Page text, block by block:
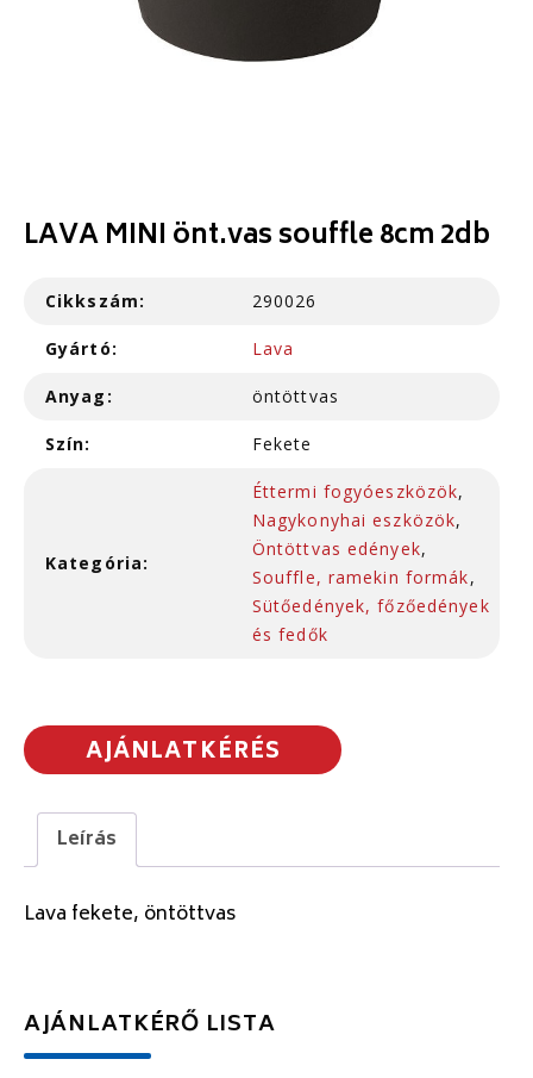
LAVA MINI önt.vas souffle 8cm 2db
Cikkszám: 290026
Gyártó: Lava
Anyag: öntöttvas
Szín: Fekete
Kategória:
Éttermi fogyóeszközök,
Nagykonyhai eszközök,
Öntöttvas edények,
Souffle, ramekin formák,
Sütőedények, főzőedények
és fedők
AJÁNLATKÉRÉS
Leírás
Lava fekete, öntöttvas
AJÁNLATKÉRŐ LISTA